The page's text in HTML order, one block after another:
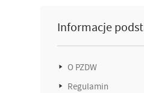
Informacje
O PZDW
Regulamin